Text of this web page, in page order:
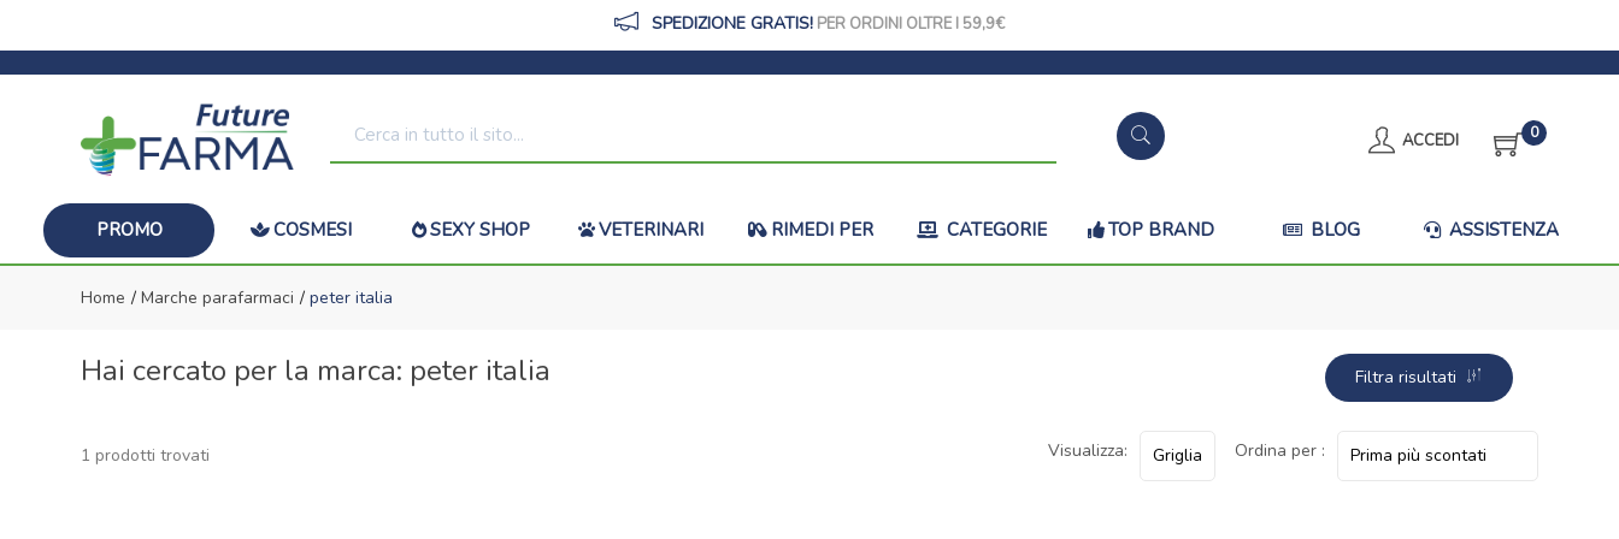
SPEDIZIONE GRATIS! PER ORDINI OLTRE I 59,9
ACCEDI 0
PROMO COSMESI SEXY SHOP VETERINARI RIMEDI PER CATEGORIE TOP BRAND BLOG ASSISTENZA
Home Marche parafarmaci peter italia
Hai cercato per la marca: peter italia Filtra risultati
1 prodotti trovati Visualizza: Ordina per :